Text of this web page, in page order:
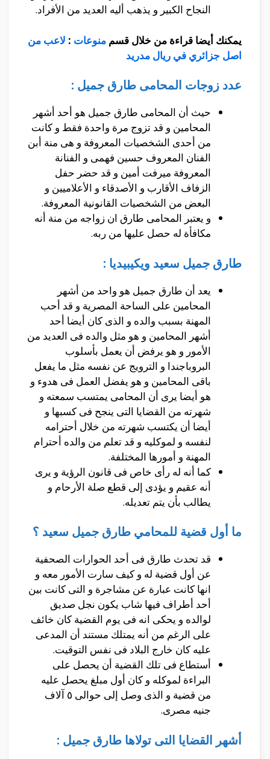
النجاح الكبير و يذهب أليه العديد من الأفراد.
يمكنك أيضا قراءة من خلال قسم منوعات : لاعب من
اصل جزائري في ريال مدريد
عدد زوجات المحامى طارق جميل :
حيث أن المحامى طارق جميل هو أحد أشهر
المحامين و قد تزوج مرة واحدة فقط و كانت
من أحدى الشخصيات المعروفة و هى منة أبن
الفنان المعروف حسين فهمى و الفنانة
المعروفة ميرفت أمين و قد حضر حفل
الزفاف الأقارب و الأصدقاء و الأعلاميين و
البعض من الشخصيات القانونية المعروفة.
و يعتبر المحامى طارق ان زواجه من منة أنه
مكافأة له حصل عليها من ربه.
طارق جميل سعيد ويكيبيديا :
يعد أن طارق جميل هو واحد من أشهر
المحامين على الساحة المصرية و قد أحب
المهنة بسبب والده و الذى كان أيضا أحد
أشهر المحامين و هو مثل والده فى العديد من
الأمور و هو يرفض أن يعمل بأسلوب
البروباجندا و الترويج عن نفسه مثل ما يفعل
باقى المحامين و هو يفضل العمل فى هدوء و
هو أيضا يرى أن المحامى يمتسب سمعته و
شهرته من القضايا التى ينجح فى كسبها و
أيضا أن يكتسب شهرته من خلال أحترامه
لنفسه و لموكليه و قد تعلم من والده أحترام
المهنة و أمورها المختلفة.
كما أنه له رأى خاص فى قانون الرؤية و يرى
أنه عقيم و يؤدى إلى قطع صلة الأرحام و
يطالب بأن يتم تعديله.
ما أول قضية للمحامي طارق جميل سعيد ؟
قد تحدث طارق فى أحد الحوارات الصحفية
عن أول قضية له و كيف سارت الأمور معه و
انها كانت عبارة عن مشاجرة و التى كانت بين
أحد أطراف فيها شاب يكون نجل صديق
لوالده و يحكى انه فى يوم القضية كان خائف
على الرغم من أنه يمتلك مستند أن المدعى
عليه كان خارج البلاد فى نفس التوقيت.
أستطاع فى تلك القضية أن يحصل على
البراءة لموكله و كان أول مبلغ يحصل عليه
من قضية و الذى وصل إلى حوالى ٥ آلاف
جنيه مصرى.
أشهر القضايا التى تولاها طارق جميل :